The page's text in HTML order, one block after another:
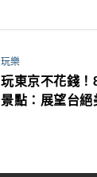
玩樂
玩東京不花錢！
景點：展望台絕